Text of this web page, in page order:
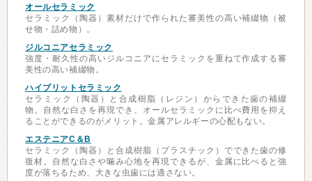
オールセラミック
セラミック（陶器）素材だけで作られた審美性の高い補綴物（被
せ物・詰め物）。
ジルコニアセラミック
強度・耐久性の高いジルコニアにセラミックを重ねて作成する審
美性の高い補綴物。
ハイブリットセラミック
セラミック（陶器）と合成樹脂（レジン）からできた歯の補綴
物。自然な白さを再現でき、オールセラミックに比べ費用を抑え
ることができるのがメリット。金属アレルギーの心配もない。
エステニアC＆B
セラミック（陶器）と合成樹脂（プラスチック）でできた歯の修
復材。自然な白さや噛み心地を再現できるが、金属に比べると強
度が落ちるため、大きな虫歯には適さない。